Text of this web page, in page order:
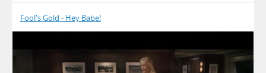
Fool's Gold - Hey Babe!